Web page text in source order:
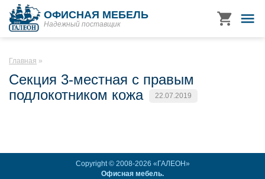
ОФИСНАЯ МЕБЕЛЬ
Надежный поставщик
Главная
Секция 3-местная с правым
подлокотником кожа
22.07.2019
Copyright © 2008-2026 «ГАЛЕОН»
Офисная мебель.